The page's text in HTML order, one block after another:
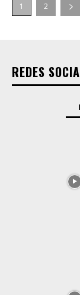
1 2
REDES